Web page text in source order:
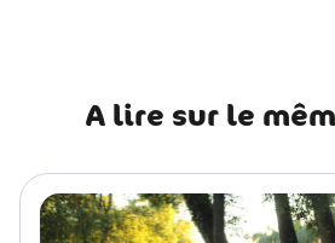
A lire sur le